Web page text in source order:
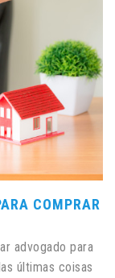
COMPRAR
advogado para
últimas coisas